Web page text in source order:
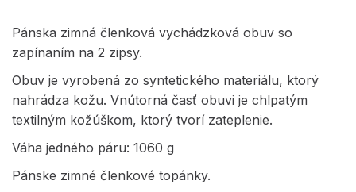
Pánska zimná členková vychádzková obuv so
zapínaním na 2 zipsy.
Obuv je vyrobená zo syntetického materiálu, ktorý
nahrádza kožu. Vnútorná časť obuvi je chlpatým
textilným kožúškom, ktorý tvorí zateplenie.
Váha jedného páru: 1060 g
Pánske zimné členkové topánky.